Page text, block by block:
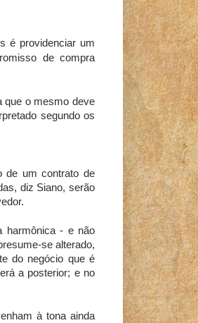
é providenciar um
de compra
que o mesmo deve
segundo os
de um contrato de
diz Siano, serão
harmônica - e não
se alterado,
do negócio que é
a posterior; e no
à tona ainda